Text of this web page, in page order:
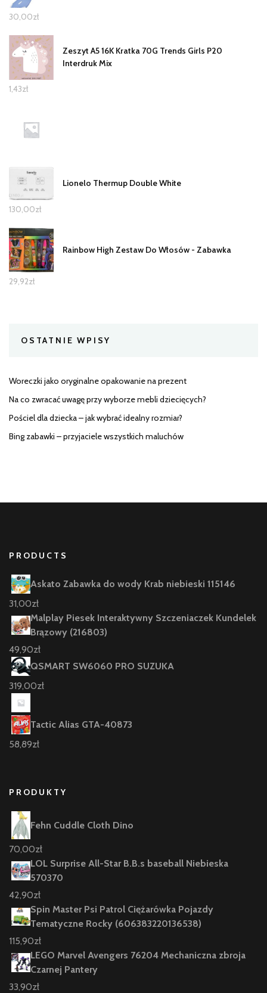
30,00zł
Zeszyt A5 16K Kratka 70G Trends Girls P20
Interdruk Mix
1,43zł
Lionelo Thermup Double White
130,00zł
Rainbow High Zestaw Do Włosów - Zabawka
29,92zł
OSTATNIE WPISY
Woreczki jako oryginalne opakowanie na prezent
Na co zwracać uwagę przy wyborze mebli dziecięcych?
Pościel dla dziecka – jak wybrać idealny rozmiar?
Bing zabawki – przyjaciele wszystkich maluchów
PRODUCTS
Askato Zabawka do wody Krab niebieski 115146
31,00zł
Malplay Piesek Interaktywny Szczeniaczek Kundelek
Brązowy (216803)
49,90zł
QSMART SW6060 PRO SUZUKA
319,00zł
Tactic Alias GTA-40873
58,89zł
PRODUKTY
Fehn Cuddle Cloth Dino
70,00zł
LOL Surprise All-Star B.B.s baseball Niebieska
570370
42,90zł
Spin Master Psi Patrol Ciężarówka Pojazdy
Tematyczne Rocky (606383220136538)
115,90zł
LEGO Marvel Avengers 76204 Mechaniczna zbroja
Czarnej Pantery
33,90zł